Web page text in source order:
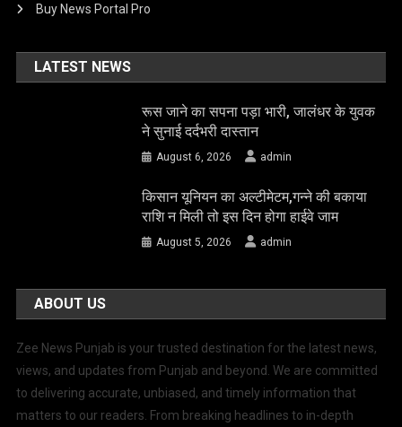
Buy News Portal Pro
LATEST NEWS
रूस जाने का सपना पड़ा भारी, जालंधर के युवक
ने सुनाई दर्दभरी दास्तान
August 6, 2026 admin
किसान यूनियन का अल्टीमेटम,गन्ने की बकाया
राशि न मिली तो इस दिन होगा हाईवे जाम
August 5, 2026 admin
ABOUT US
Zee News Punjab is your trusted destination for the latest news,
views, and updates from Punjab and beyond. We are committed
to delivering accurate, unbiased, and timely information that
matters to our readers. From breaking headlines to in-depth